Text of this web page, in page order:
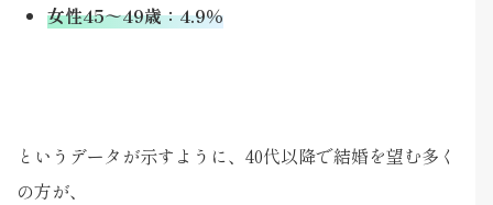
女性45～49歳：4.9％
というデータが示すように、40代以降で結婚を望む多く
の方が、